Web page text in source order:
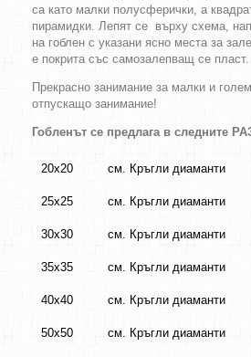
са като малки полусферички, а
пирамидки. Лепят се върху схема,
на гоблен с указани ясно места за
е покрита със самозалепващ се пласт.
Прекрасно занимание за малки и
отпускащо занимание!
Гобленът се предлага в следните
20х20 см. Кръгли диаманти
25х25 см. Кръгли диаманти
30х30 см. Кръгли диаманти
35х35 см. Кръгли диаманти
40х40 см. Кръгли диаманти
50х50 см. Кръгли диаманти